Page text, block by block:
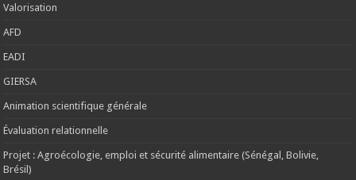
Valorisation
AFD
EADI
GIERSA
Animation scientifique générale
Évaluation relationnelle
Projet : Agroécologie, emploi et sécurité alimentaire (Sénégal, Bolivie,
Brésil)